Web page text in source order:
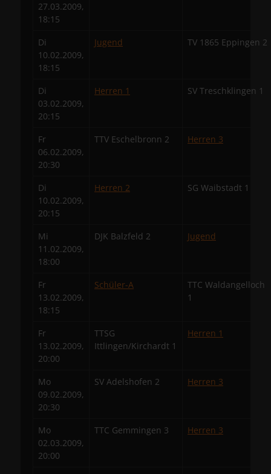
27.03.2009,
18:15
Di
10.02.2009,
18:15
Jugend TV 1865 Eppingen 2
Di
03.02.2009,
20:15
Herren 1 SV Treschklingen 1
Fr
06.02.2009,
20:30
TTV Eschelbronn 2 Herren 3
Di
10.02.2009,
20:15
Herren 2 SG Waibstadt 1
Mi
11.02.2009,
18:00
DJK Balzfeld 2 Jugend
Fr
13.02.2009,
18:15
Schüler-A
TTC Waldangelloch
1
Fr
13.02.2009,
20:00
TTSG
Ittlingen/Kirchardt 1
Herren 1
Mo
09.02.2009,
20:30
SV Adelshofen 2 Herren 3
Mo
02.03.2009,
20:00
TTC Gemmingen 3 Herren 3